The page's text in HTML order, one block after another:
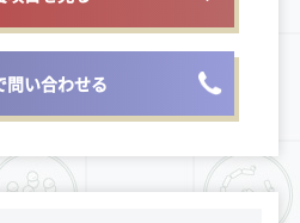
問い合わせる